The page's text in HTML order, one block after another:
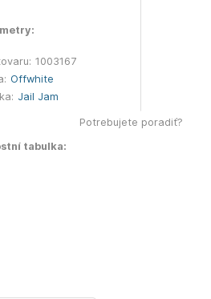
1003167
Offwhite
Jail Jam
tabulka:
Potrebujete poradiť?